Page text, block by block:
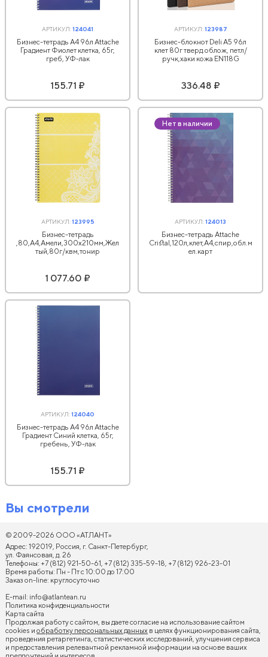
АРТИКУЛ:124041
Бизнес-тетрадь А4 96л Attache
Градиент Фиолет клетка, 65г,
греб, УФ-лак
155.71 ₽
АРТИКУЛ:123987
Бизнес-блокнот Deli А5 96л
клет 80г тверд.облож, петл/
ручк,хаки кожа EN118G
336.48 ₽
АРТИКУЛ:123995
Бизнес-тетрадь
,80,А4,Амели,300х210мм,Жел
тый,80г/квм,тонир
1 077.60 ₽
Нет в наличии
АРТИКУЛ:124013
Бизнес-тетрадь Attache
Cristal,120л,клет,А4,спир,обл.м
ел.карт
АРТИКУЛ:124040
Бизнес-тетрадь А4 96л Attache
Градиент Синий клетка, 65г,
гребень, УФ-лак
155.71 ₽
Вы смотрели
© 2009-2026 ООО «АТЛАНТ»
Адрес: 192019, Россия, г. Санкт-Петербург,
ул. Фаянсовая, д. 26
Телефоны: +7 (812) 921-50-61, +7 (812) 335-59-18, +7 (812) 926-23-01
Время работы: Пн - Пт с 10:00 до 17:00
Заказ on-line: круглосуточно
E-mail: info@atlantean.ru
Политика конфиденциальности
Карта сайта
Продолжая работу с сайтом, вы даете согласие на использование сайтом
cookies и обработку персональных данных в целях функционирования сайта,
проведения ретаргетинга, статистических исследований, улучшения сервиса
и предоставления релевантной рекламной информации на основе ваших